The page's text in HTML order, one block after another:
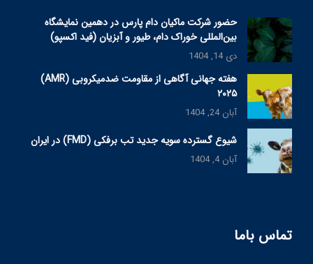
حضور شرکت ماکیان دام پارس در دهمین نمایشگاه
بین‌المللی خوراک دام، طیور و آبزیان (فید اکسپو)
دی 14, 1404
هفته جهانی آگاهی از مقاومت ضدمیکروبی (AMR)
۲۰۲۵
آبان 24, 1404
شیوع گسترده سویه جدید تب برفکی (FMD) در ایران
آبان 4, 1404
تماس باما